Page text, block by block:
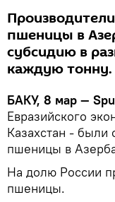
пшеницы в
субсидию в
каждую тонну.
БАКУ, 8 мар —
Евразийского
Казахстан -
пшеницы в
На долю России
пшеницы.